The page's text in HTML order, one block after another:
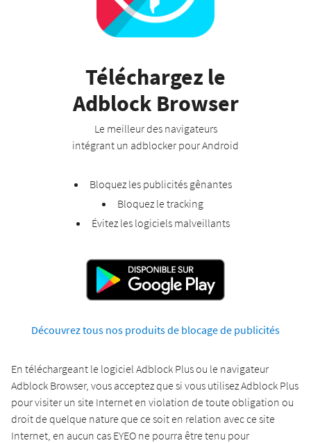
Téléchargez le
Adblock Browser
Le meilleur des navigateurs
intégrant un adblocker pour Android
Bloquez les publicités gênantes
Bloquez le tracking
Évitez les logiciels malveillants
Découvrez tous nos produitsde blocage de publicités
En téléchargeant le logiciel Adblock Plus ou le navigateur
Adblock Browser, vous acceptez que si vous utilisez Adblock Plus
pour visiter un site Internet en violation de toute obligation ou
droit de quelque nature que ce soit en relation avec ce site
Internet, en aucun cas EYEO ne pourra être tenu pour